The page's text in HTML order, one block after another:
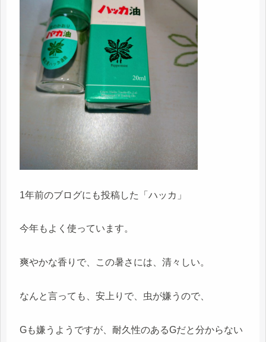
1年前のブログにも投稿した「ハッカ」
今年もよく使っています。
爽やかな香りで、この暑さには、清々しい。
なんと言っても、安上りで、虫が嫌うので、
Gも嫌うようですが、耐久性のあるGだと分からない